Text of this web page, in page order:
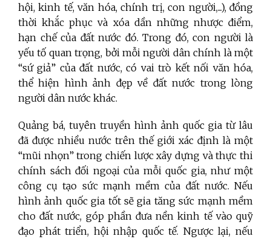
hội, kinh tế, văn hóa, chính trị, con người,...), đồng
thời khắc phục và xóa dần những nhược điểm,
hạn chế của đất nước đó. Trong đó, con người là
yếu tố quan trọng, bởi mỗi người dân chính là một
“sứ giả” của đất nước, có vai trò kết nối văn hóa,
thể hiện hình ảnh đẹp về đất nước trong lòng
người dân nước khác.
Quảng bá, tuyên truyền hình ảnh quốc gia từ lâu
đã được nhiều nước trên thế giới xác định là một
“mũi nhọn” trong chiến lược xây dựng và thực thi
chính sách đối ngoại của mỗi quốc gia, như một
công cụ tạo sức mạnh mềm của đất nước. Nếu
hình ảnh quốc gia tốt sẽ gia tăng sức mạnh mềm
cho đất nước, góp phần đưa nền kinh tế vào quỹ
đạo phát triển, hội nhập quốc tế. Ngược lại, nếu